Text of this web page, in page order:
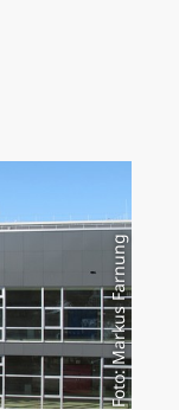
Foto: Markus Farnung